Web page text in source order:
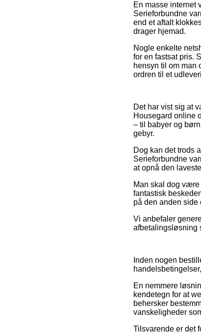
En masse internet
Serieforbundne
end et aftalt
drager hjemad.
Nogle enkelte
for en fastsat pris.
hensyn til om
ordren til et
Det har vist sig at
Housegard online
– til babyer og
gebyr.
Dog kan det trods
Serieforbundne
at opnå den
Man skal dog
fantastisk
på den anden side
Vi anbefaler
afbetalingsløsning
Inden nogen
En nemmere
kendetegn for at
behersker
vanskeligheder
Tilsvarende er det